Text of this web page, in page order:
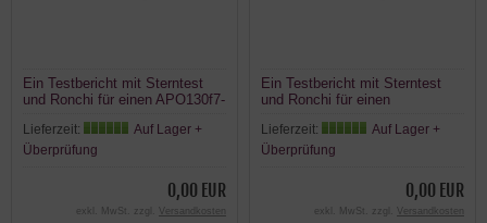
Ein Testbericht mit Sterntest
und Ronchi für einen APO130f7-
Triplet APO - FPL-53 - 2.5" RPA
Auszug
Lieferzeit:
Auf Lager +
Überprüfung
0,00 EUR
exkl. MwSt. zzgl. Versandkosten
Ein Testbericht mit Sterntest
und Ronchi für einen
115mm f/7 Triplet APO mit 2.5"
RPA Auszug 1:11
Lieferzeit:
Auf Lager +
Überprüfung
0,00 EUR
exkl. MwSt. zzgl. Versandkosten